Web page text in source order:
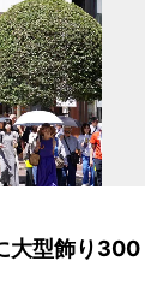
大型飾り300